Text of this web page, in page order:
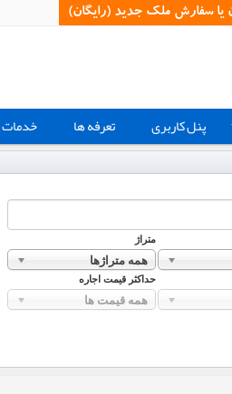
یا سفارش ملک جدید (رایگان)‏
پنل کاربری تعرفه ها خدمات
متراژ
همه متراژها
حداکثر قیمت اجاره
همه قیمت ها